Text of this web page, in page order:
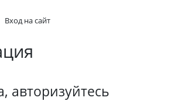
Вход на сайт
авторизуйтесь